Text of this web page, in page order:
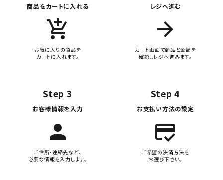
商品をカートに入れる
add_shopping_cart
お気に入りの商品を
カートに入れます。
レジへ進む
arrow_forward
カート画面で商品と金額を
確認しレジへ進みます。
Step 3
お客様情報を入力
person
ご住所・連絡先など、
必要な情報を入力します。
Step 4
お支払い方法の設定
credit_score
ご希望の決済方法を
お選び下さい。